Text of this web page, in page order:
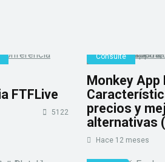
FTFLive
5122
Consulte
Monkey App
precios y
alternativas
Hace 12 meses